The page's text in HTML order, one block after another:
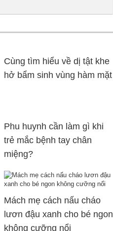
Cùng tìm hiểu về dị tật khe
hở bẩm sinh vùng hàm mặt
Phu huynh cần làm gì khi
trẻ mắc bệnh tay chân
miệng?
Mách mẹ cách nấu cháo
lươn đậu xanh cho bé ngon
không cưỡng nổi